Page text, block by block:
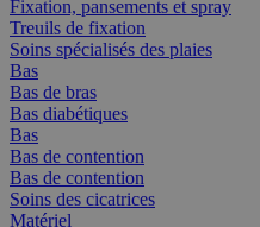
Fixation, pansements et spray
Treuils de fixation
Soins spécialisés des plaies
Bas
Bas de bras
Bas diabétiques
Bas
Bas de contention
Bas de contention
Soins des cicatrices
Matériel